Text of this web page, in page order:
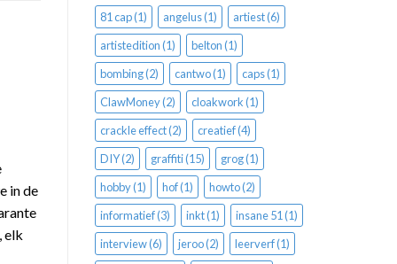
in de
elk
81 cap(1) angelus(1) artiest(6)
artistedition(1) belton(1)
bombing(2) cantwo(1) caps(1)
ClawMoney(2) cloakwork(1)
crackle effect(2) creatief(4)
DIY(2) graffiti(15) grog(1)
hobby(1) hof(1) howto(2)
informatief(3) inkt(1) insane 51 (1)
interview(6) jeroo(2) leerverf(1)